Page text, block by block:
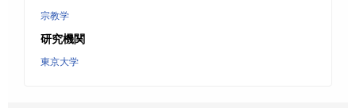
宗教学
研究機関
東京大学